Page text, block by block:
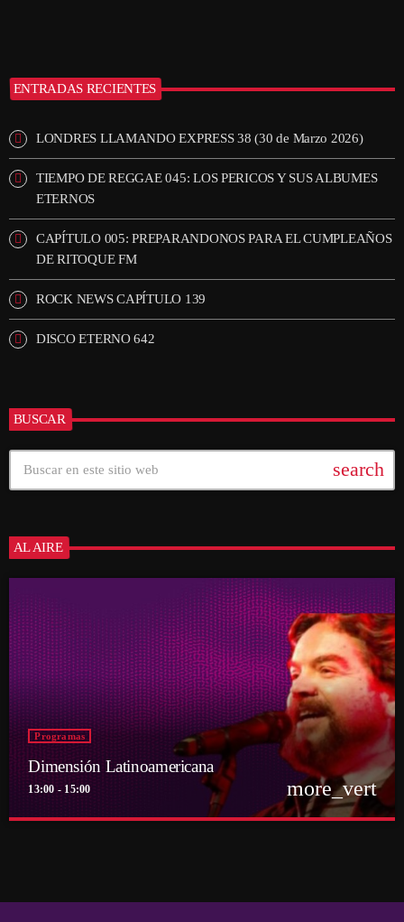
ENTRADAS RECIENTES
LONDRES LLAMANDO EXPRESS 38 (30 de Marzo 2026)
TIEMPO DE REGGAE 045: LOS PERICOS Y SUS ALBUMES
ETERNOS
CAPÍTULO 005: PREPARANDONOS PARA EL CUMPLEAÑOS
DE RITOQUE FM
ROCK NEWS CAPÍTULO 139
DISCO ETERNO 642
BUSCAR
search
AL AIRE
Programas
Dimensión Latinoamericana
13:00 - 15:00 more_vert
Los sonidos de un continente en la voz de su histórico conductor Thelmo